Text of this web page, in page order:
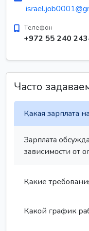
Телефон
+972 55 240
Часто
Какая зарплата
Зарплата
зависимости от
Какие
Какой график